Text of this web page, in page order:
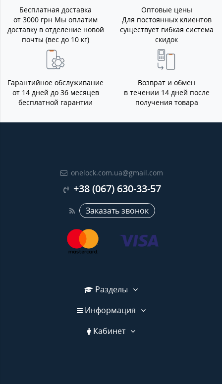
Бесплатная доставка
от 3000 грн Мы оплатим
доставку в отделение новой
почты (вес до 10 кг)
Оптовые цены
Для постоянных клиентов
существует гибкая система
скидок
Гарантийное обслуживание
от 14 дней до 36 месяцев
бесплатной гарантии
Возврат и обмен
в течении 14 дней после
получения товара
onelock.com.ua@gmail.com
+38 (067) 630-33-57
Заказать звонок
Разделы
Информация
Кабинет